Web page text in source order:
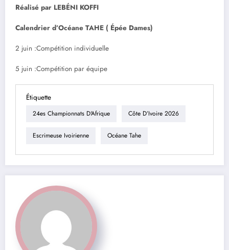
Réalisé par LEBÉNI KOFFI
Calendrier d’Océane TAHE ( Épée Dames)
2 juin :Compétition individuelle
5 juin :Compétition par équipe
Étiquette
24es Championnats D'Afrique Côte D’Ivoire 2026
Escrimeuse Ivoirienne Océane Tahe